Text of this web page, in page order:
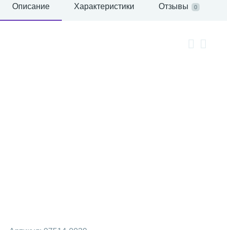
Описание Характеристики Отзывы 0